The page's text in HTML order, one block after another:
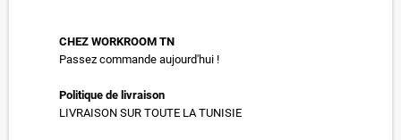
CHEZ WORKROOM TN
Passez commande aujourd'hui !
Politique de livraison
LIVRAISON SUR TOUTE LA TUNISIE